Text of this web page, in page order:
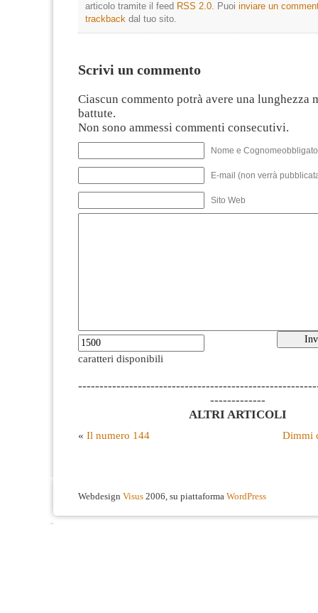
articolo tramite il feed RSS 2.0. Puoi inviare un
trackback dal tuo sito.
Scrivi un commento
Ciascun commento potrà avere una lunghezza
battute.
Non sono ammessi commenti consecutivi.
Nome e
E-mail (non verrà
Sito Web
caratteri disponibili
-------------
ALTRI ARTICOLI
« Il numero 144 Dimmi
Webdesign Visus 2006, su piattaforma WordPress